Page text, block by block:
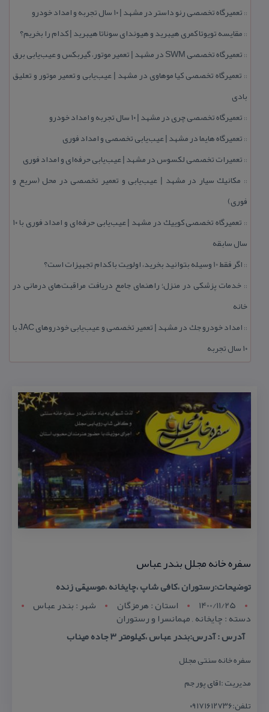
:: تعمیرگاه تخصصی رنو داستر در مشهد | ۱۰ سال تجربه و امداد خودرو
:: مقایسه تویوتا كمری هیبرید و هیوندای سوناتا هیبرید | كدام را بخریم؟
:: تعمیرگاه تخصصی SWM در مشهد | تعمیر موتور، گیربكس و عیب‌یابی برق
:: تعمیرگاه تخصصی كیا موهاوی در مشهد | عیب‌یابی و تعمیر موتور و تعلیق
بادی
:: تعمیرگاه تخصصی چری در مشهد | ۱۰ سال تجربه و امداد خودرو
:: تعمیرگاه هایما در مشهد | عیب‌یابی تخصصی و امداد فوری
:: تعمیرات تخصصی لكسوس در مشهد | عیب‌یابی حرفه‌ای و امداد فوری
:: مكانیك سیار در مشهد | عیب‌یابی و تعمیر تخصصی در محل (سریع و
فوری)
::
تعمیرگاه تخصصی كوییك در مشهد | عیب‌یابی حرفه‌ای و امداد فوری با ۱۰
سال سابقه
:: اگر فقط 10 وسیله بتوانید بخرید، اولویت با كدام تجهیزات است؟
:: خدمات پزشكی در منزل؛ راهنمای جامع دریافت مراقبت‌های درمانی در
خانه
::
امداد خودرو جك در مشهد | تعمیر تخصصی و عیب‌یابی خودروهای JAC با
۱۰ سال تجربه
سفره خانه مجلل بندر عباس
توضیحات:رستوران ،كافی شاپ ،چایخانه ،موسیقی زنده
1400/11/25
استان : هرمزگان شهر : بندر عباس
دسته : چایخانه , مهمانسرا و رستوران
آدرس : آدرس:بندر عباس ،كیلومتر ۳ جاده میناب
سفره خانه سنتی مجلل
مدیریت :اقای پور جم
تلفن:۰۹۱۷۱۶۱۲۷۳۶